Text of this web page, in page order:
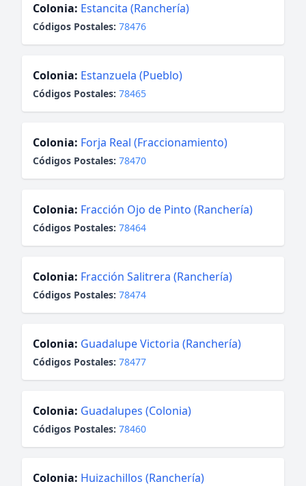
Colonia: Estancita (Ranchería)
Códigos Postales: 78476
Colonia: Estanzuela (Pueblo)
Códigos Postales: 78465
Colonia: Forja Real (Fraccionamiento)
Códigos Postales: 78470
Colonia: Fracción Ojo de Pinto (Ranchería)
Códigos Postales: 78464
Colonia: Fracción Salitrera (Ranchería)
Códigos Postales: 78474
Colonia: Guadalupe Victoria (Ranchería)
Códigos Postales: 78477
Colonia: Guadalupes (Colonia)
Códigos Postales: 78460
Colonia: Huizachillos (Ranchería)